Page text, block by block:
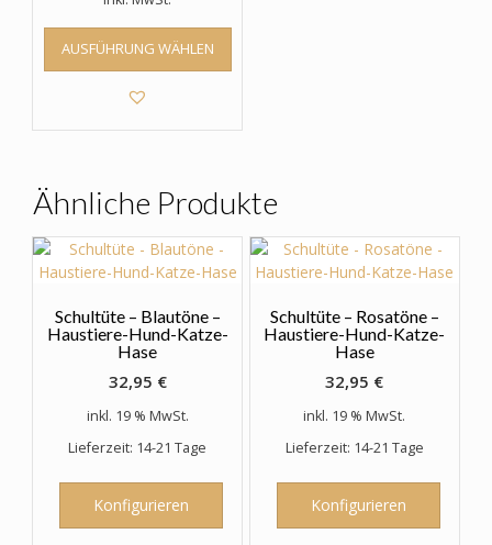
AUSFÜHRUNG WÄHLEN
Dieses
weist
Optionen
können
auf
der
Produktseite
gewählt
werden
Ähnliche Produkte
Schultüte – Blautöne –
Haustiere-Hund-Katze-
Hase
32,95 €
inkl. 19 % MwSt.
Lieferzeit: 14-21 Tage
Konfigurieren
Schultüte – Rosatöne –
Haustiere-Hund-Katze-
Hase
32,95 €
inkl. 19 % MwSt.
Lieferzeit: 14-21 Tage
Konfigurieren